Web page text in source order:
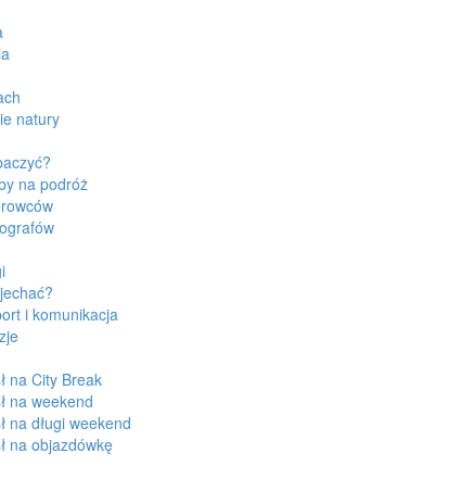
natury
na podróż
i komunikacja
na City Break
na weekend
na długi weekend
na objazdówkę